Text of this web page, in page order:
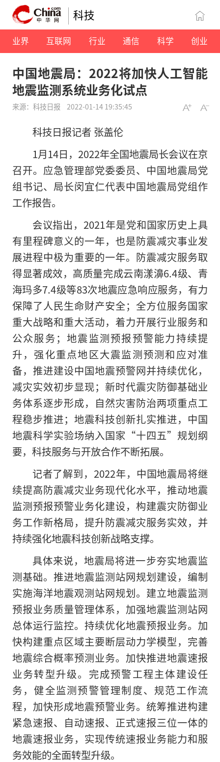
科技
业界 互联网 行业 通信 科学 创业
中国地震局：2022将加快人工智能
地震监测系统业务化试点
来源：科技日报 2022-01-14 19:35:45
科技日报记者 张盖伦
1月14日，2022年全国地震局长会议在京
召开。应急管理部党委委员、中国地震局党
组书记、局长闵宜仁代表中国地震局党组作
工作报告。
会议指出，2021年是党和国家历史上具
有里程碑意义的一年，也是防震减灾事业发
展进程中极为重要的一年。防震减灾服务取
得显著成效，高质量完成云南漾濞6.4级、青
海玛多7.4级等83次地震应急响应服务，有力
保障了人民生命财产安全；全方位服务国家
重大战略和重大活动，着力开展行业服务和
公众服务；地震监测预报预警能力持续提
升，强化重点地区大震监测预测和应对准
备，推进建设中国地震预警网并持续优化，
减灾实效初步显现；新时代震灾防御基础业
务体系逐步形成，自然灾害防治两项重点工
程稳步推进；地震科技创新扎实推进，中国
地震科学实验场纳入国家“十四五”规划纲
要，科技服务与开放合作不断拓展。
记者了解到，2022年，中国地震局将继
续提高防震减灾业务现代化水平，推动地震
监测预报预警业务化建设，构建震灾防御业
务工作新格局，提升防震减灾服务实效，并
持续强化地震科技创新战略支撑。
具体来说，地震局将进一步夯实地震监
测基础。推进地震监测站网规划建设，编制
实施海洋地震观测站网规划。建立地震监测
预报业务质量管理体系，加强地震监测站网
总体运行监控。持续优化地震预报业务。加
快构建重点区域主要断层动力学模型，完善
地震综合概率预测业务。加快推进地震速报
业务转型升级。完成预警工程主体建设任
务，健全监测预警管理制度、规范工作流
程，加快形成地震预警业务。统筹推进构建
紧急速报、自动速报、正式速报三位一体的
地震速报业务，实现传统速报业务能力和服
务效能的全面转型升级。